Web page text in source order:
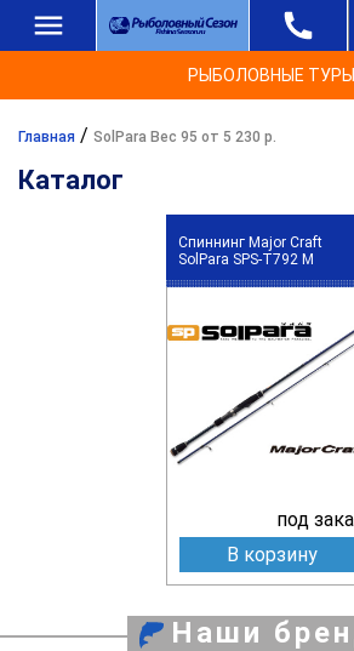
РЫБОЛОВНЫЕ ТУРЫ
Главная / SolPara Вес 95 от 5 230 р.
Каталог
Спиннинг Major Craft
SolPara SPS-T792 M
под
В корзину
Наши